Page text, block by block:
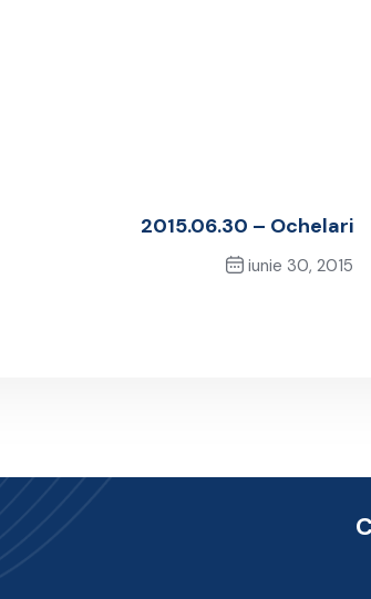
2015.06.30 – Ochelari
iunie 30, 2015